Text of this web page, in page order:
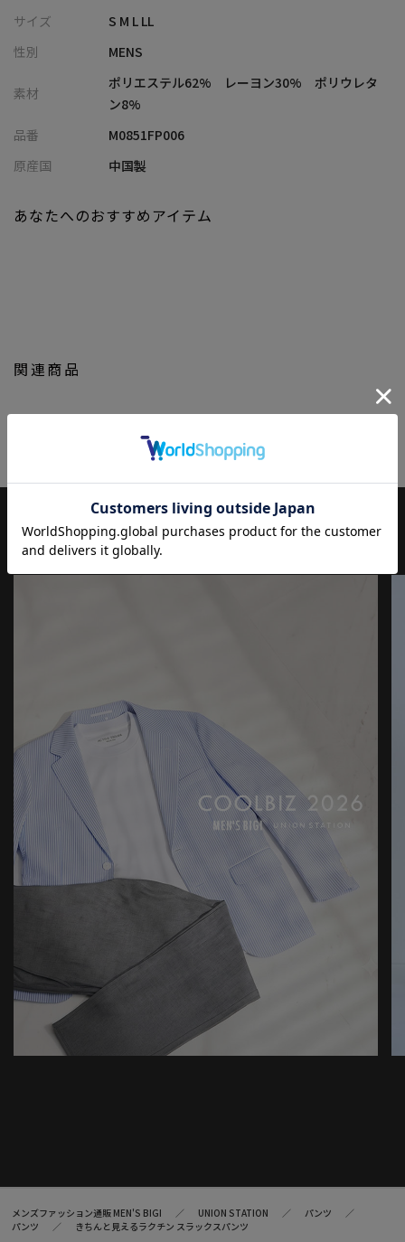
ウエストにドローコードを配置しラクな履き心地なのに、ワンタ
ックにセンタープレス入りできちんと感もしっかりとある良いと
こどりスラックス。
細身すぎずワイドすぎないややテーパードシルエットなのですっ
普段使いはもちろん、オフィス使いなどにもおススメ◎シーズン
レスで着回せる素材感も魅力なので、是非様々な着回しをお楽し
り、ささやかな高揚感を感じていただけるような”おしゃれ着”を
※屋外での撮影画像は光の加減で、実際の商品より明るく見える
商品の色味は生地アップ・スタジオ撮影の画像をご参考下さい。
※画像の商品はサンプルとなりますので実際の商品と仕様、加
工、サイズが若干異なる場合がございます。
※生産の都合上、納期が変更になる場合がございます。発送日が
前後する可能性がございますので予めご了承ください。
サイズ
S M L LL
性別
MENS
素材
ポリエステル62% レーヨン30% ポリウレタ
ン8%
品番
M0851FP006
原産国
中国製
関連商品
あなたへのおすすめアイテム
JOURNAL もっと見る
メンズファッション通販 MEN'S BIGI UNION STATION
パンツ
パンツ
きちんと見えるラクチン スラックスパンツ